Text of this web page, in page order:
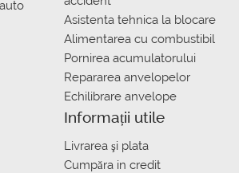
Asistenta tehnica la blocare
Alimentarea cu combustibil
Pornirea acumulatorului
Repararea anvelopelor
Echilibrare anvelope
Informații utile
Livrarea şi plata
Сumpăra in credit